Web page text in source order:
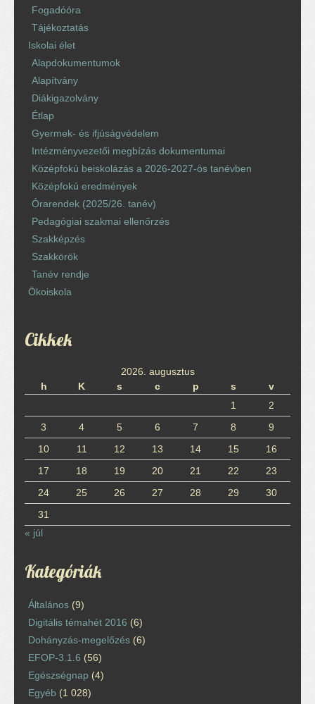
Fogadóóra
Tájékoztatás
Iskolai élet
Alapdokumentumok
Alapítvány
Diákigazolvány
Étlap
Gyermek- és ifjúságvédelem
Intézményvezetői megbízás dokumentumai
Középfokú beiskolázás a 2026-2027-ös tanévben
Középfokú eredmények
Órarendek (2025/26. tanév)
Pedagógiai szakmai ellenőrzés
Szakképzés
Szakkörök
Tanév rendje
Ökoiskola
Cikkek
2026. augusztus
h
K s c p s
v
1
2
3
4 5 6 7 8
9
10
11 12 13 14 15
16
17
18 19 20 21 22
23
24
25 26 27 28 29
30
31
« júl
Kategóriák
Általános (9)
Digitális témahét 2016 (6)
Dohányzás-megelőzés (6)
EFOP-3.1.6 (56)
Egészségnap (4)
Egyéb (1 028)